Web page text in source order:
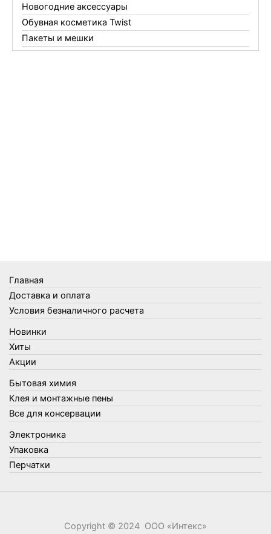
Новогодние аксессуары
Обувная косметика Twist
Пакеты и мешки
Перчатки
Товары для кухни
Товары для сада и огорода
Товары для туризма и отдыха
Упаковка
Утеплители и прочее
Фонари, лампы и удлинители
Хозяйственные товары
Швабры, стекломои, черенки и насадки
Шнуры, веревки и шпагаты
Электроника
Элементы питания
Главная
Доставка и оплата
Условия безналичного расчета
Новинки
Хиты
Акции
Бытовая химия
Клея и монтажные пены
Все для консервации
Электроника
Упаковка
Перчатки
Copyright © 2024 ООО «‎Интекс»‎